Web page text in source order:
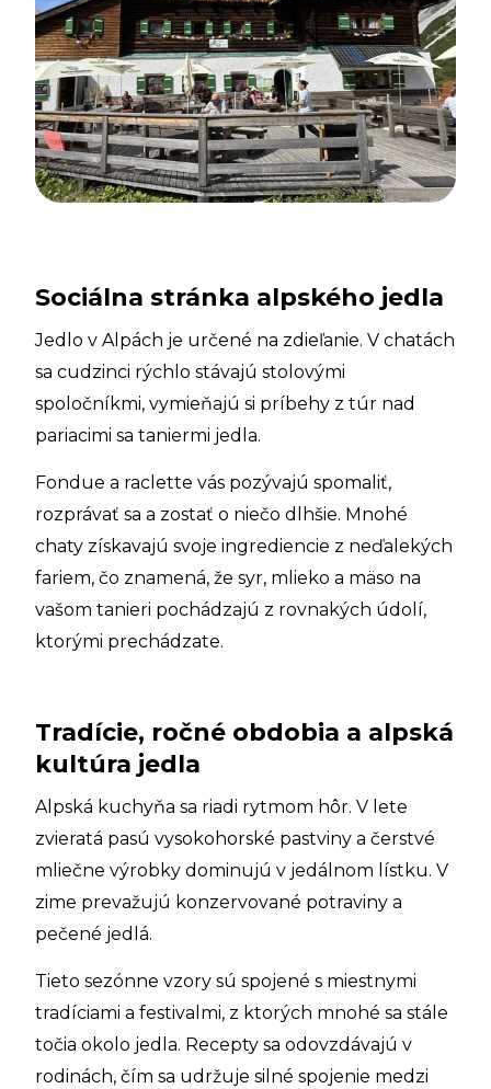
Sociálna stránka alpského jedla
Jedlo v Alpách je určené na zdieľanie. V chatách
sa cudzinci rýchlo stávajú stolovými
spoločníkmi, vymieňajú si príbehy z túr nad
pariacimi sa taniermi jedla.
Fondue a raclette vás pozývajú spomaliť,
rozprávať sa a zostať o niečo dlhšie. Mnohé
chaty získavajú svoje ingrediencie z neďalekých
fariem, čo znamená, že syr, mlieko a mäso na
vašom tanieri pochádzajú z rovnakých údolí,
ktorými prechádzate.
Tradície, ročné obdobia a alpská
kultúra jedla
Alpská kuchyňa sa riadi rytmom hôr. V lete
zvieratá pasú vysokohorské pastviny a čerstvé
mliečne výrobky dominujú v jedálnom lístku. V
zime prevažujú konzervované potraviny a
pečené jedlá.
Tieto sezónne vzory sú spojené s miestnymi
tradíciami a festivalmi, z ktorých mnohé sa stále
točia okolo jedla. Recepty sa odovzdávajú v
rodinách, čím sa udržuje silné spojenie medzi